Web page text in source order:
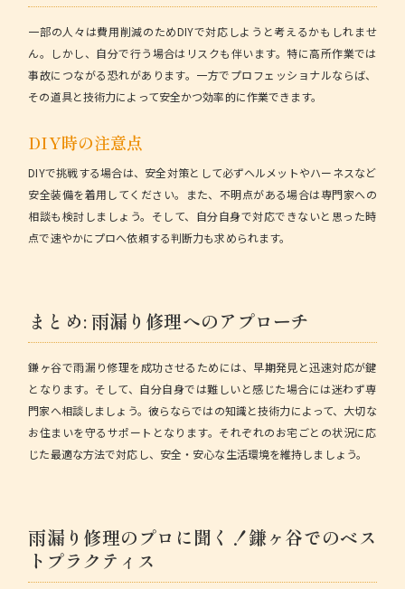
一部の人々は費用削減のためDIYで対応しようと考えるかもしれませ
ん。しかし、自分で行う場合はリスクも伴います。特に高所作業では
事故につながる恐れがあります。一方でプロフェッショナルならば、
その道具と技術力によって安全かつ効率的に作業できます。
DIY時の注意点
DIYで挑戦する場合は、安全対策として必ずヘルメットやハーネスなど
安全装備を着用してください。また、不明点がある場合は専門家への
相談も検討しましょう。そして、自分自身で対応できないと思った時
点で速やかにプロへ依頼する判断力も求められます。
まとめ: 雨漏り修理へのアプローチ
鎌ヶ谷で雨漏り修理を成功させるためには、早期発見と迅速対応が鍵
となります。そして、自分自身では難しいと感じた場合には迷わず専
門家へ相談しましょう。彼らならではの知識と技術力によって、大切な
お住まいを守るサポートとなります。それぞれのお宅ごとの状況に応
じた最適な方法で対応し、安全・安心な生活環境を維持しましょう。
雨漏り修理のプロに聞く！鎌ヶ谷でのベス
トプラクティス